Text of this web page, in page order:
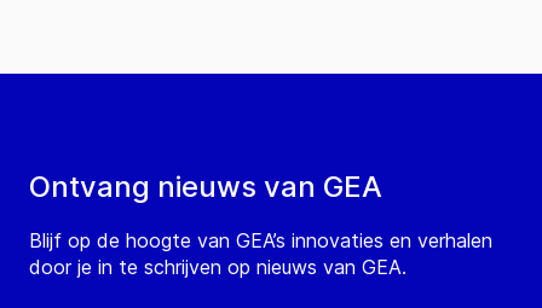
Ontvang nieuws van GEA
Blijf op de hoogte van GEA’s innovaties en verhalen
door je in te schrijven op nieuws van GEA.